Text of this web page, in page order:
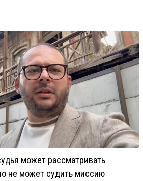
может рассматривать
не может судить миссию